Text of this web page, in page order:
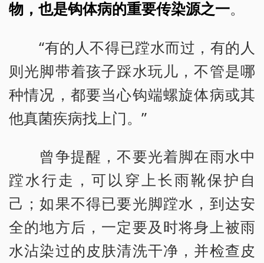
物，也是钩体病的重要传染源之一。
“有的人不得已蹚水而过，有的人
则光脚带着孩子踩水玩儿，不管是哪
种情况，都要当心钩端螺旋体病或其
他真菌疾病找上门。”
曾争提醒，不要光着脚在雨水中
蹚水行走，可以穿上长雨靴保护自
己；如果不得已要光脚蹚水，到达安
全的地方后，一定要及时将身上被雨
水沾染过的皮肤清洗干净，并检查皮